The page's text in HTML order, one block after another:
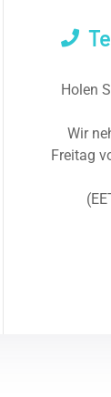
Holen
Wir
Freitag